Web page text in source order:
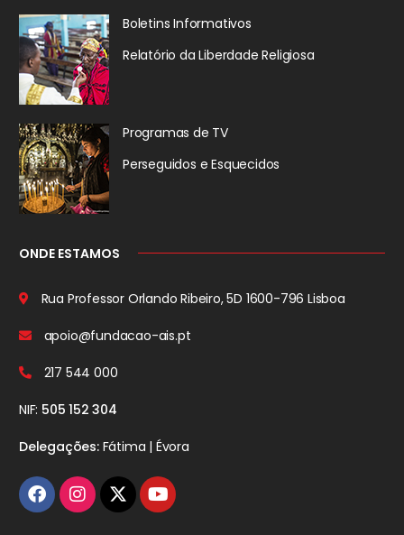
Boletins Informativos
Relatório da Liberdade Religiosa
Programas de TV
Perseguidos e Esquecidos
ONDE ESTAMOS
Rua Professor Orlando Ribeiro, 5D 1600-796 Lisboa
apoio@fundacao-ais.pt
217 544 000
NIF: 505 152 304
Delegações:Fátima | Évora